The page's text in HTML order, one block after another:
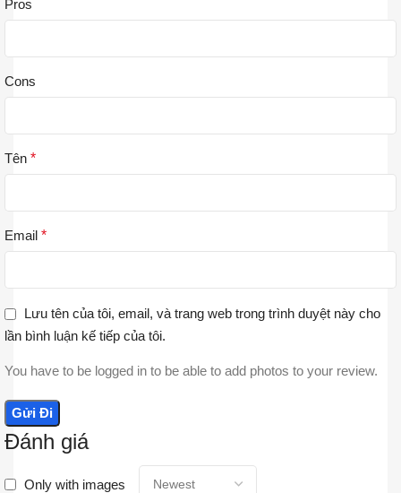
Đánh giá
Only with images
Pros
Cons
Tên *
Email *
Lưu tên của tôi, email, và trang web trong trình duyệt này cho
lần bình luận kế tiếp của tôi.
You have to be logged in to be able to add photos to your review.